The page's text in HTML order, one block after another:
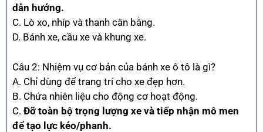
dẫn hướng.
C. Lò xo, nhíp và thanh cân bằng.
D. Bánh xe, cầu xe và khung xe.
Câu 2: Nhiệm vụ cơ bản của bánh xe ô tô là gì?
A. Chỉ dùng để trang trí cho xe đẹp hơn.
B. Chứa nhiên liệu cho động cơ hoạt động.
C. Đỡ toàn bộ trọng lượng xe và tiếp nhận mô men
để tạo lực kéo/phanh.